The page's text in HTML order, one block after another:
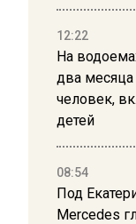
12:22
На
два месяца
человек,
детей
08:54
Под
Mercedes